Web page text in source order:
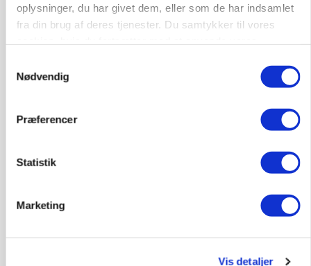
oplysninger, du har givet dem, eller som de har indsamlet
fra din brug af deres tjenester. Du samtykker til vores
Nødvendig
Præferencer
Statistik
Marketing
Vis detaljer
Markvandring sætter fokus på elefantgræs
Loading...